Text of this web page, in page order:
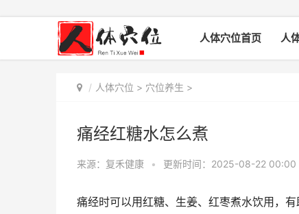
人体穴位首页 人
人体穴位 > 穴位养生 >
痛经红糖水怎么煮
来源：复禾健康 • 更新时间：2025-08-22 00:00
痛经时可以用红糖、生姜、红枣煮水饮用，